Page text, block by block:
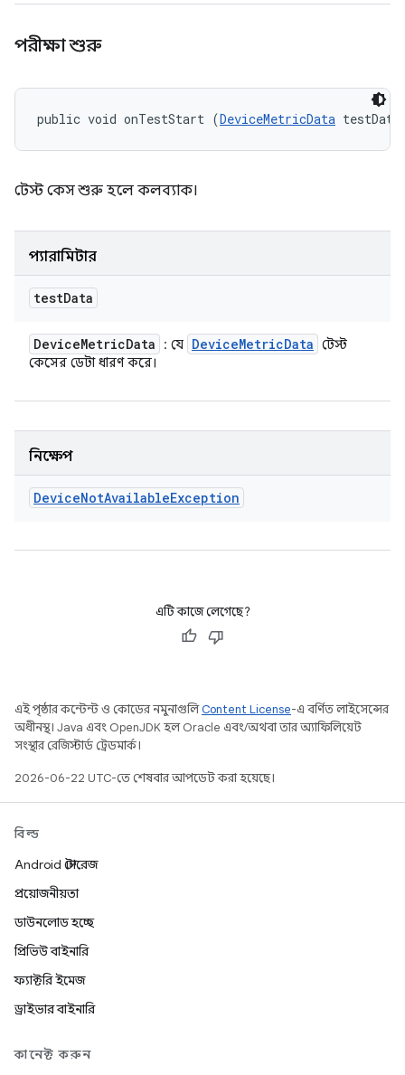
পরীক্ষা শুরু
public void onTestStart (DeviceMetricData
টেস্ট কেস শুরু হলে কলব্যাক।
প্যারামিটার
testData
DeviceMetricData : যে DeviceMetricData টেস্ট
কেসের ডেটা ধারণ করে।
নিক্ষেপ
DeviceNotAvailableException
এটি কাজে লেগেছে?
এই পৃষ্ঠার কন্টেন্ট ও কোডের নমুনাগুলিContent License-এ বর্ণিত লাইসেন্সের
অধীনস্থ। Java এবং OpenJDK হল Oracle এবং/অথবা তার অ্যাফিলিয়েট
সংস্থার রেজিস্টার্ড ট্রেডমার্ক।
2026-06-22 UTC-তে শেষবার আপডেট করা হয়েছে।
বিল্ড
Android স্টোরেজ
প্রয়োজনীয়তা
ডাউনলোড হচ্ছে
প্রিভিউ বাইনারি
ফ্যাক্টরি ইমেজ
ড্রাইভার বাইনারি
কানেক্ট করুন